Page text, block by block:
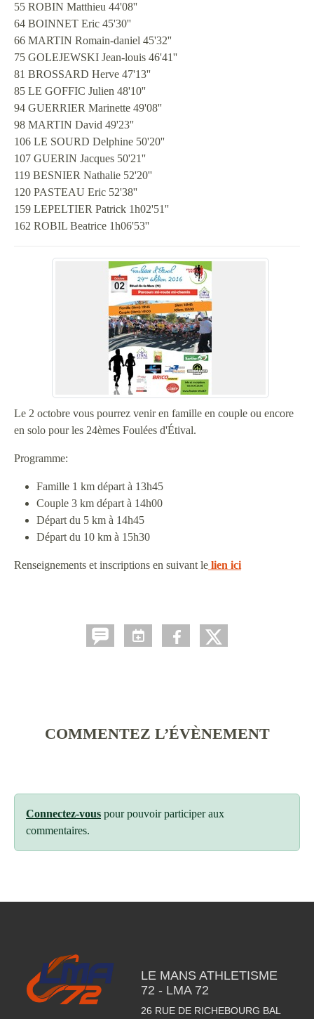
55 ROBIN Matthieu 44'08''
64 BOINNET Eric 45'30''
66 MARTIN Romain-daniel 45'32''
75 GOLEJEWSKI Jean-louis 46'41''
81 BROSSARD Herve 47'13''
85 LE GOFFIC Julien 48'10''
94 GUERRIER Marinette 49'08''
98 MARTIN David 49'23''
106 LE SOURD Delphine 50'20''
107 GUERIN Jacques 50'21''
119 BESNIER Nathalie 52'20''
120 PASTEAU Eric 52'38''
159 LEPELTIER Patrick 1h02'51''
162 ROBIL Beatrice 1h06'53''
Le 2 octobre vous pourrez venir en famille en couple ou encore
en solo pour les 24èmes Foulées d'Étival.
Programme:
Famille 1 km départ à 13h45
Couple 3 km départ à 14h00
Départ du 5 km à 14h45
Départ du 10 km à 15h30
Renseignements et inscriptions en suivant le lien ici
COMMENTEZ L’ÉVÈNEMENT
Connectez-vous pour pouvoir participer aux
commentaires.
LE MANS ATHLETISME
72 - LMA 72
26 RUE DE RICHEBOURG BAL